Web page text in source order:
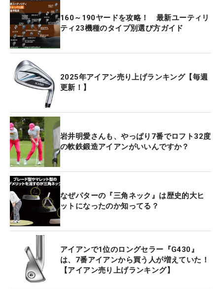
160～190ヤードを攻略！ 最新ユーティリ
ティ23機種のタイプ別選び方ガイド
2025年アイアン売り上げランキング【毎週
更新！】
岩井明愛さんも、やっぱり7番でロフト32度
の軟鉄鍛造アイアンがいいんですか？
なぜパターの『三角ネック』は歴史的大ヒ
ットになったのか知ってる？
アイアンで1位のロングセラー『G430』
は、7番アイアンから買う人が増えていた！
【アイアン売り上げランキング】